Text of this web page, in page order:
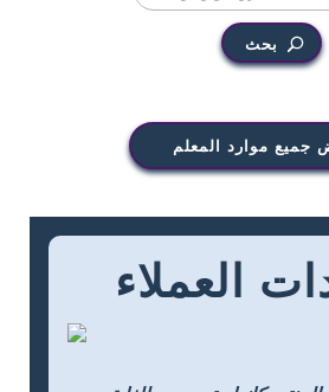
بحث
جميع موارد المعلم
العملاء